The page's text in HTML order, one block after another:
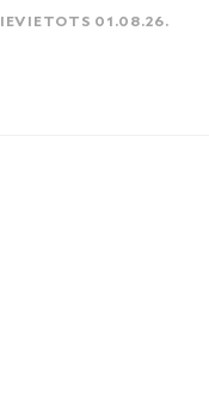
IEVIETOTS 01.08.26.